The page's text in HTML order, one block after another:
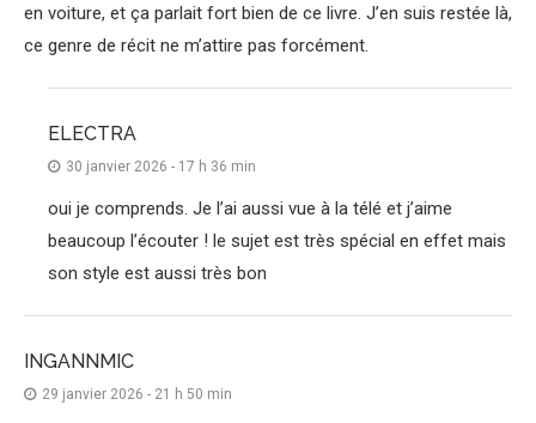
en voiture, et ça parlait fort bien de ce livre. J’en suis restée là,
ce genre de récit ne m’attire pas forcément.
ELECTRA
30 janvier 2026 - 17 h 36 min
oui je comprends. Je l’ai aussi vue à la télé et j’aime
beaucoup l’écouter ! le sujet est très spécial en effet mais
son style est aussi très bon
INGANNMIC
29 janvier 2026 - 21 h 50 min